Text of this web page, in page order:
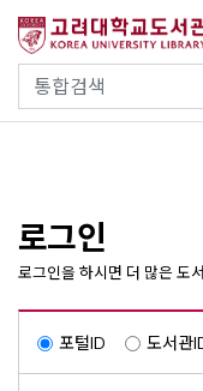
건
통합검색
사이트내 검색
로그인
로그인을 하시면 더 많은 도
포털ID 도서관